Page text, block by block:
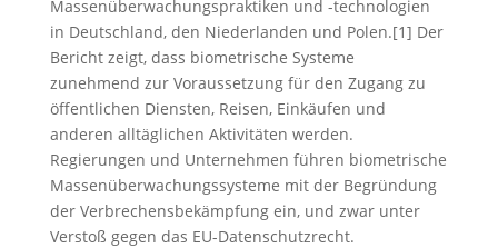
Massenüberwachungspraktiken und -technologien
in Deutschland, den Niederlanden und Polen.[1] Der
Bericht zeigt, dass biometrische Systeme
zunehmend zur Voraussetzung für den Zugang zu
öffentlichen Diensten, Reisen, Einkäufen und
anderen alltäglichen Aktivitäten werden.
Regierungen und Unternehmen führen biometrische
Massenüberwachungssysteme mit der Begründung
der Verbrechensbekämpfung ein, und zwar unter
Verstoß gegen das EU-Datenschutzrecht.